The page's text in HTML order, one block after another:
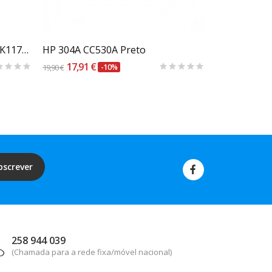
Toner Compatível Kyocera TK1170 - 7200 páginas HP 304A CC530A Preto
19,90 € 17,91 € -10%
258 944 039
(Chamada para a rede fixa/móvel nacional)